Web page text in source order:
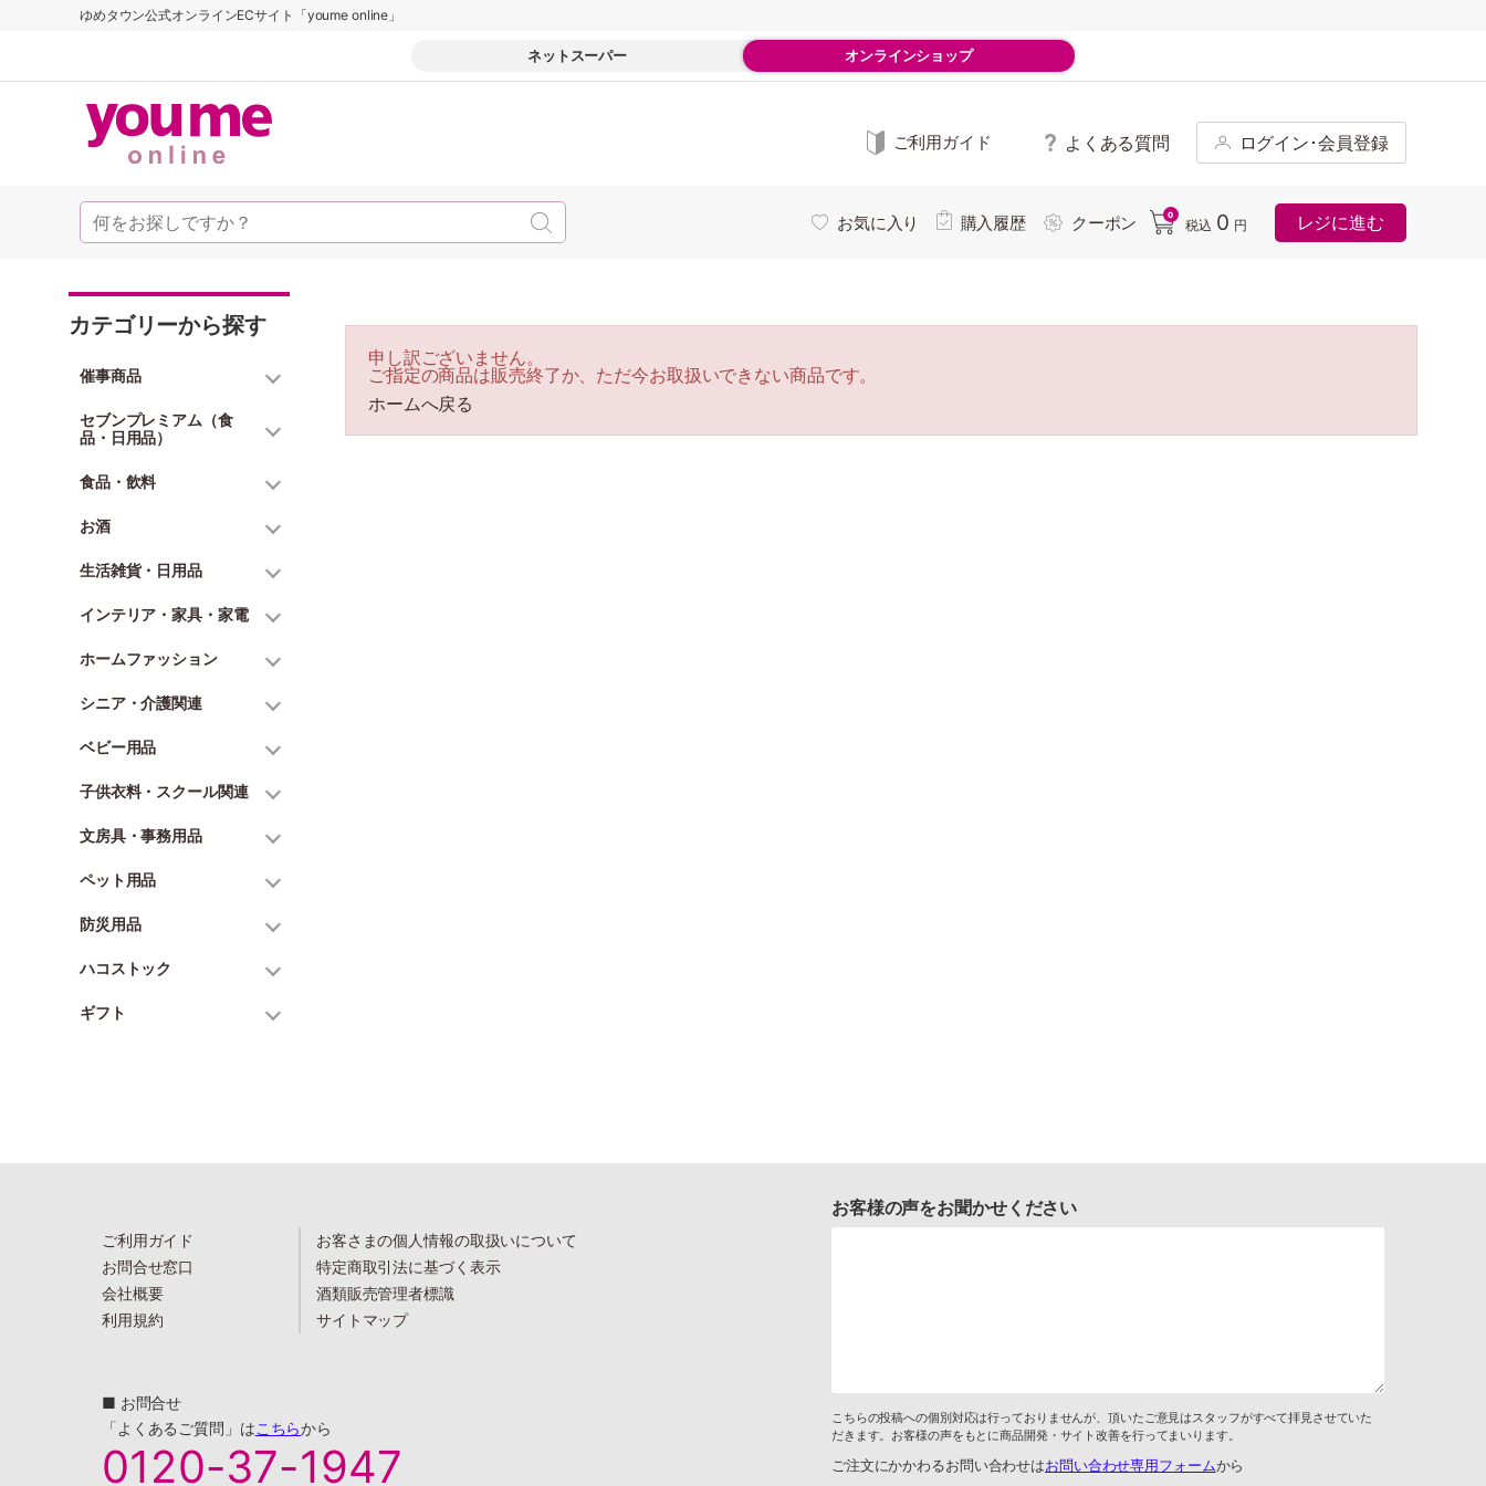
ゆめタウン公式オンラインECサイト「youme online」
ネットスーパー オンラインショップ
ご利用ガイド よくある質問 ログイン･会員登録
お気に入り 購入履歴 クーポン 0
税込 0 円 レジに進む
カテゴリーから探す
催事商品
セブンプレミアム（食
品・日用品）
食品・飲料
お酒
生活雑貨・日用品
インテリア・家具・家電
ホームファッション
シニア・介護関連
ベビー用品
子供衣料・スクール関連
文房具・事務用品
ペット用品
防災用品
ハコストック
ギフト
申し訳ございません。
ご指定の商品は販売終了か、ただ今お取扱いできない商品です。
ホームへ戻る
ご利用ガイド
お問合せ窓口
会社概要
利用規約
お客さまの個人情報の取扱いについて
特定商取引法に基づく表示
酒類販売管理者標識
サイトマップ
■ お問合せ
「よくあるご質問」はこちらから
0120-37-1947
お客様の声をお聞かせください
こちらの投稿への個別対応は行っておりませんが、頂いたご意見はスタッフがすべて拝見させていた
だきます。お客様の声をもとに商品開発・サイト改善を行ってまいります。
ご注文にかかわるお問い合わせはお問い合わせ専用フォームから